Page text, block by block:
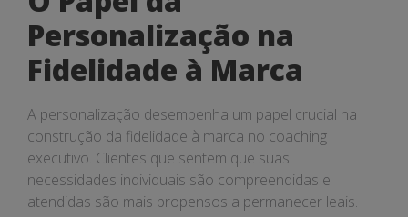
Personalização na
Fidelidade à Marca
A personalização desempenha um papel crucial na
construção da fidelidade à marca no coaching
executivo. Clientes que sentem que suas
necessidades individuais são compreendidas e
atendidas são mais propensos a permanecer leais.